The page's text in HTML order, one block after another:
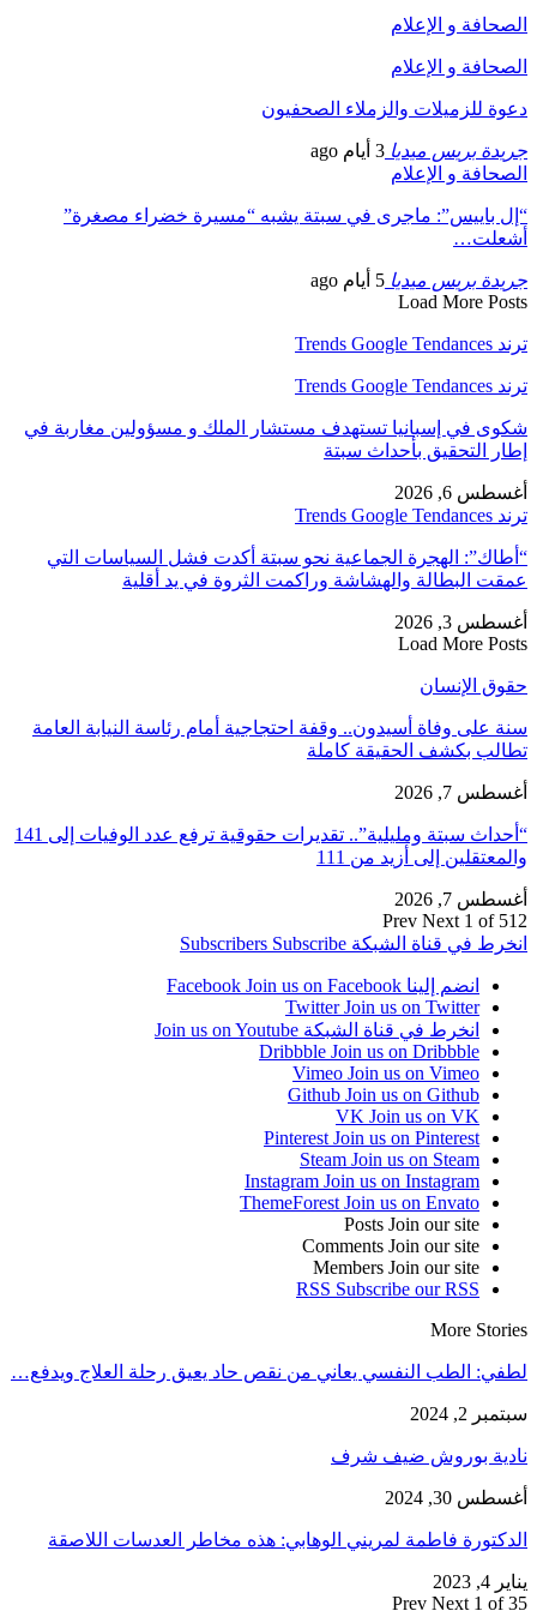
الصحافة و الإعلام
الصحافة و الإعلام
دعوة للزميلات والزملاء الصحفيون
جريدة بريس ميديا 3 أيام ago
الصحافة و الإعلام
“إل باييس”: ماجرى في سبتة يشبه “مسيرة خضراء مصغرة”
أشعلت…
جريدة بريس ميديا 5 أيام ago
Load More Posts
ترند Trends Google Tendances
ترند Trends Google Tendances
شكوى في إسبانيا تستهدف مستشار الملك و مسؤولين مغاربة في
إطار التحقيق بأحداث سبتة
أغسطس 6, 2026
ترند Trends Google Tendances
“أطاك”: الهجرة الجماعية نحو سبتة أكدت فشل السياسات التي
عمقت البطالة والهشاشة وراكمت الثروة في يد أقلية
أغسطس 3, 2026
Load More Posts
حقوق الإنسان
سنة على وفاة أسيدون.. وقفة احتجاجية أمام رئاسة النيابة العامة
تطالب بكشف الحقيقة كاملة
أغسطس 7, 2026
“أحداث سبتة ومليلية”.. تقديرات حقوقية ترفع عدد الوفيات إلى 141
والمعتقلين إلى أزيد من 111
أغسطس 7, 2026
Prev Next 1 of 512
انخرط في قناة الشبكة
Subscribers Subscribe
انضم إلينا Facebook Join us on Facebook
Twitter Join us on Twitter
انخرط في قناة الشبكة Join us on Youtube
Dribbble Join us on Dribbble
Vimeo Join us on Vimeo
Github Join us on Github
VK Join us on VK
Pinterest Join us on Pinterest
Steam Join us on Steam
Instagram Join us on Instagram
ThemeForest Join us on Envato
Posts Join our site
Comments Join our site
Members Join our site
RSS Subscribe our RSS
More Stories
لطفي: الطب النفسي يعاني من نقص حاد يعيق رحلة العلاج ويدفع…
سبتمبر 2, 2024
نادية بوروش ضيف شرف
أغسطس 30, 2024
الدكتورة فاطمة لمريني الوهابي: هذه مخاطر العدسات اللاصقة
يناير 4, 2023
Prev Next 1 of 35